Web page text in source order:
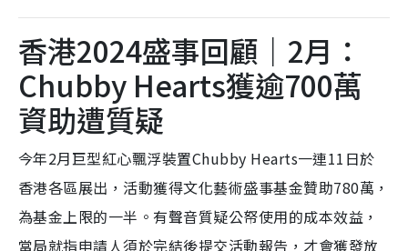
香港2024盛事回顧｜2月：
Chubby Hearts獲逾700萬
資助遭質疑
今年2月巨型紅心飄浮裝置Chubby Hearts一連11日於
香港各區展出，活動獲得文化藝術盛事基金贊助780萬，
為基金上限的一半。有聲音質疑公帑使用的成本效益，
當局就指申請人須於完結後提交活動報告，才會獲發放